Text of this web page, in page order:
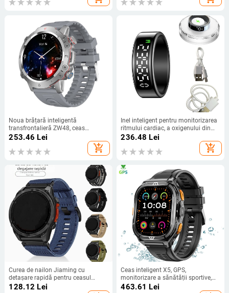
iWatch
Noua brățară inteligentă
transfrontalieră ZW48, ceas
inteligent sport, temperatură
corporală, monitorizare a ritmului
cardiac, mesaj de reamintire
253.46 Lei
add_shopping_cart
Inel inteligent pentru monitorizarea
ritmului cardiac, a oxigenului din
sânge, a somnului, a exercițiilor
cardiac, a reglării luminozității, a
236.48 Lei
add_shopping_cart
Curea de nailon Jiaming cu
detașare rapidă pentru ceasul
Garmin Thai Iron Tactix7pro, 26
128.12 Lei
Ceas inteligent X5, GPS,
monitorizare a sănătății sportive,
100+ moduri sportive, impermeabil,
463.61 Lei